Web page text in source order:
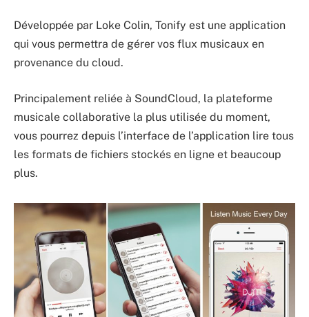
Développée par Loke Colin, Tonify est une application
qui vous permettra de gérer vos flux musicaux en
provenance du cloud.
Principalement reliée à SoundCloud, la plateforme
musicale collaborative la plus utilisée du moment,
vous pourrez depuis l’interface de l’application lire tous
les formats de fichiers stockés en ligne et beaucoup
plus.